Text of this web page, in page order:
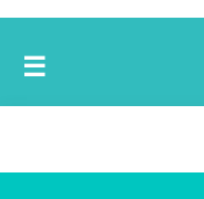
☰